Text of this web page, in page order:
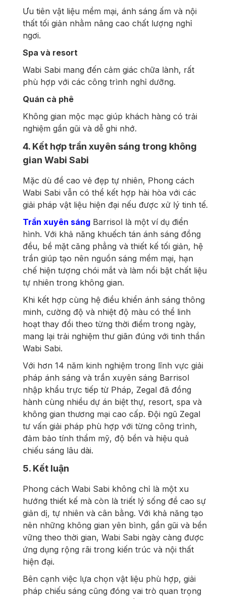
Ưu tiên vật liệu mềm mại, ánh sáng ấm và nội
thất tối giản nhằm nâng cao chất lượng nghỉ
ngơi.
Spa và resort
Wabi Sabi mang đến cảm giác chữa lành, rất
phù hợp với các công trình nghỉ dưỡng.
Quán cà phê
Không gian mộc mạc giúp khách hàng có trải
nghiệm gần gũi và dễ ghi nhớ.
4. Kết hợp trần xuyên sáng trong không
gian Wabi Sabi
Mặc dù đề cao vẻ đẹp tự nhiên, Phong cách
Wabi Sabi vẫn có thể kết hợp hài hòa với các
giải pháp vật liệu hiện đại nếu được xử lý tinh tế.
Trần xuyên sáng Barrisol là một ví dụ điển
hình. Với khả năng khuếch tán ánh sáng đồng
đều, bề mặt căng phẳng và thiết kế tối giản, hệ
trần giúp tạo nên nguồn sáng mềm mại, hạn
chế hiện tượng chói mắt và làm nổi bật chất liệu
tự nhiên trong không gian.
Khi kết hợp cùng hệ điều khiển ánh sáng thông
minh, cường độ và nhiệt độ màu có thể linh
hoạt thay đổi theo từng thời điểm trong ngày,
mang lại trải nghiệm thư giãn đúng với tinh thần
Wabi Sabi.
Với hơn 14 năm kinh nghiệm trong lĩnh vực giải
pháp ánh sáng và trần xuyên sáng Barrisol
nhập khẩu trực tiếp từ Pháp, Zegal đã đồng
hành cùng nhiều dự án biệt thự, resort, spa và
không gian thương mại cao cấp. Đội ngũ Zegal
tư vấn giải pháp phù hợp với từng công trình,
đảm bảo tính thẩm mỹ, độ bền và hiệu quả
chiếu sáng lâu dài.
5. Kết luận
Phong cách Wabi Sabi không chỉ là một xu
hướng thiết kế mà còn là triết lý sống đề cao sự
giản dị, tự nhiên và cân bằng. Với khả năng tạo
nên những không gian yên bình, gần gũi và bền
vững theo thời gian, Wabi Sabi ngày càng được
ứng dụng rộng rãi trong kiến trúc và nội thất
hiện đại.
Bên cạnh việc lựa chọn vật liệu phù hợp, giải
pháp chiếu sáng cũng đóng vai trò quan trọng